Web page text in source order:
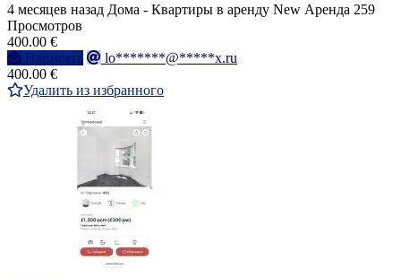
4 месяцев назад Дома - Квартиры в аренду New Аренда 259
Просмотров
400.00 €
Написать
lo*******@*****x.ru
400.00 €
Удалить из избранного